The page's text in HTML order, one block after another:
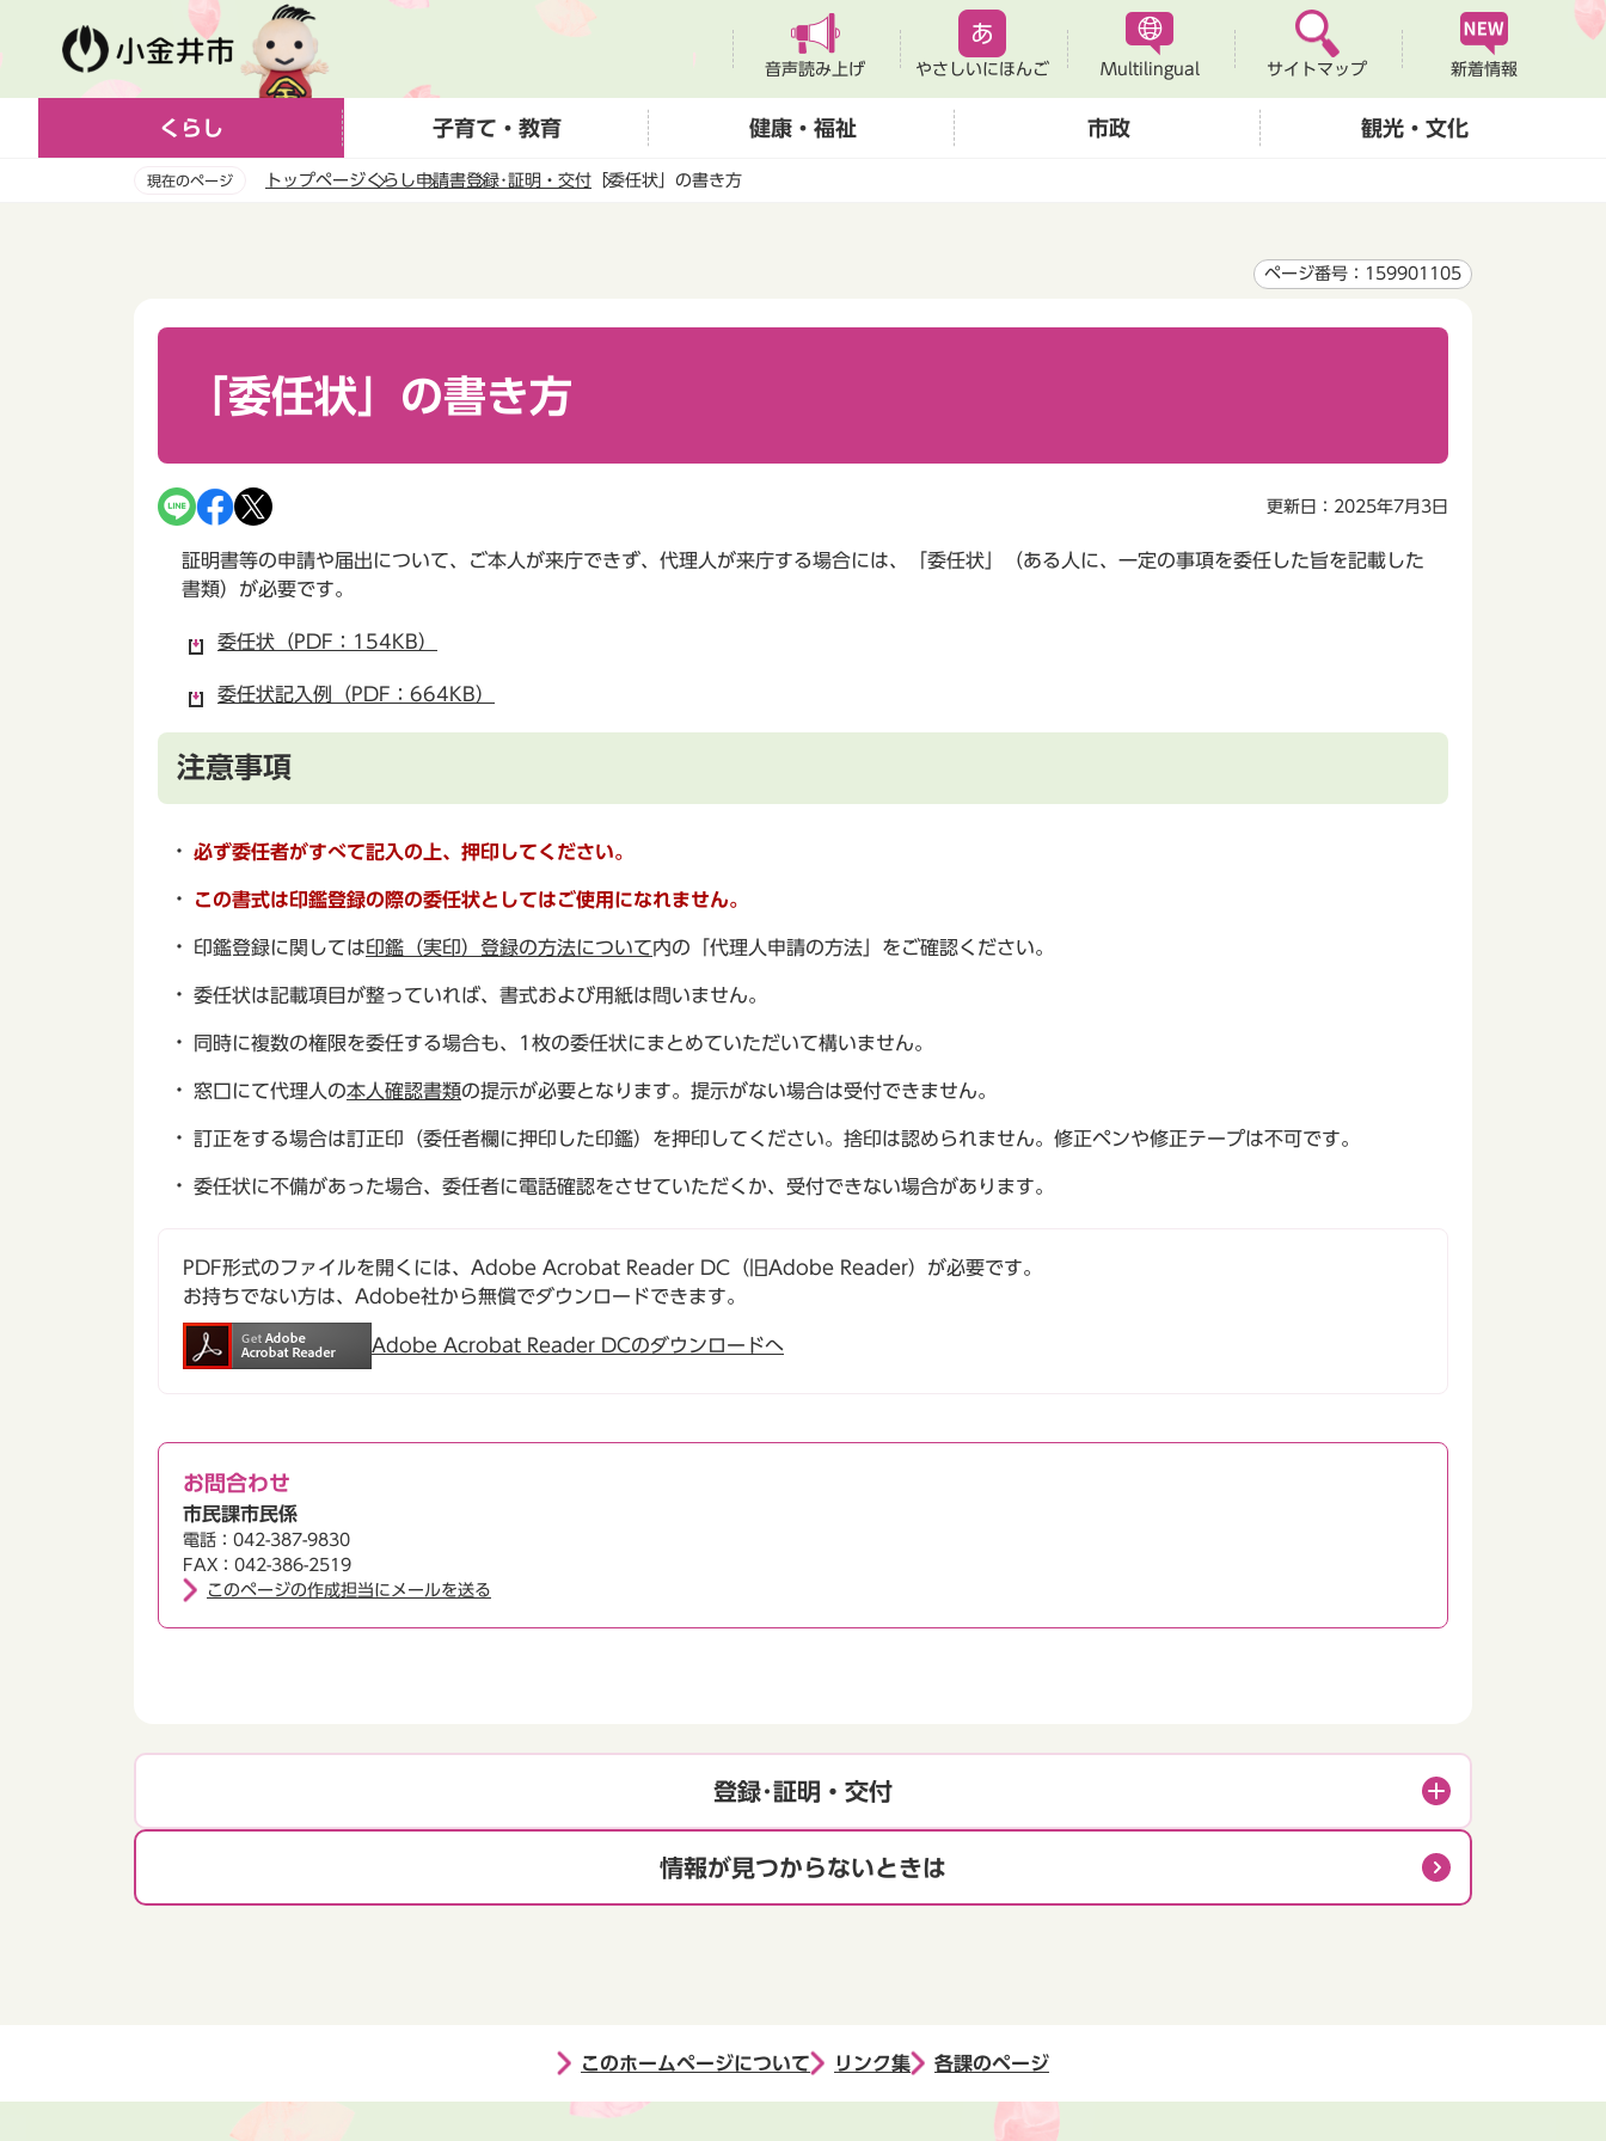
ー
音声読み上げ やさしいにほんご Multilingual サイトマップ 新着情報
くらし 子育て・教育 健康・福祉 市政 観光・文化
現在のページ トップページくらし申請書登録･証明・交付 「委任状」の書き方
ページ番号：159901105
「委任状」の書き方
更新日：2025年7月3日
証明書等の申請や届出について、ご本人が来庁できず、代理人が来庁する場合には、「委任状」（ある人に、一定の事項を委任した旨を記載した
書類）が必要です。
委任状（PDF：154KB）
委任状記入例（PDF：664KB）
注意事項
必ず委任者がすべて記入の上、 押印してください。
この書式は印鑑登録の際の委任状としてはご使用になれません。
印鑑登録に関しては印鑑（実印）登録の方法について内の「代理人申請の方法」をご確認ください。
委任状は記載項目が整っていれば、書式および用紙は問いません。
同時に複数の権限を委任する場合も、1枚の委任状にまとめていただいて構いません。
窓口にて代理人の本人確認書類の提示が必要となります。提示がない場合は受付できません。
訂正をする場合は訂正印（委任者欄に押印した印鑑）を押印してください。捨印は認められません。修正ペンや修正テープは不可です。
委任状に不備があった場合、委任者に電話確認をさせていただくか、受付できない場合があります。
PDF形式のファイルを開くには、Adobe Acrobat Reader DC（旧Adobe Reader）が必要です。
お持ちでない方は、Adobe社から無償でダウンロードできます。
Adobe Acrobat Reader DCのダウンロードへ
お問合わせ
市民課市民係
電話：042-387-9830
FAX：042-386-2519
このページの作成担当にメールを送る
登録･証明・交付
情報が見つからないときは
このホームページについて リンク集 各課のページ